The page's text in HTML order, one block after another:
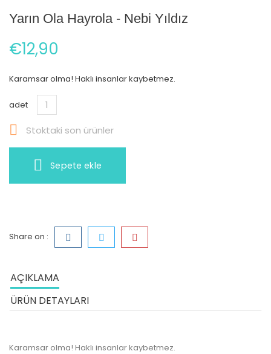
Yarın Ola Hayrola - Nebi Yıldız
€12,90
Karamsar olma! Haklı insanlar kaybetmez.
adet
 Stoktaki son ürünler
Sepete ekle
Share on :
AÇIKLAMA
ÜRÜN DETAYLARI
Karamsar olma! Haklı insanlar kaybetmez.